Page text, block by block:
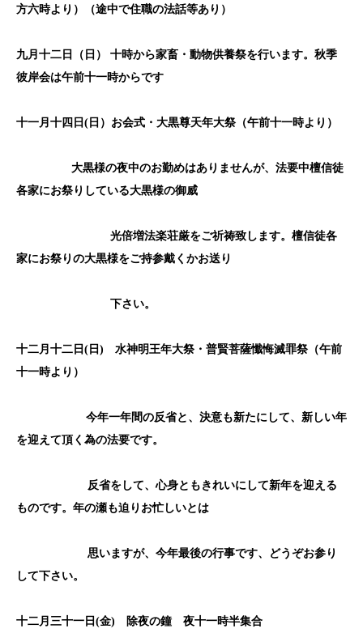
方六時より）（途中で住職の法話等あり）
九月 十二 日（日） 十時から家畜・動物供養祭を行います。秋季
彼岸会は午前十一時からです
十一月十 四 日( 日）お会式・大黒尊天年大祭（午前十一時より）
大黒様の夜中のお勤めはありませんが、法要中檀信徒
各家にお祭りしている大黒様の御威
光倍増法楽荘厳をご祈祷致します。檀信徒各
家にお祭りの大黒様をご持参戴くかお送り
下さい。
十二月 十二 日( 日) 水神明王年大祭・普賢菩薩懺悔滅罪祭（午前
十一時より）
今年一年間の反省と、決意も新たにして、新しい年
を迎えて頂く為の法要です。
反省をして、心身ともきれいにして新年を迎える
ものです。年の瀬も迫りお忙しいとは
思いますが、今年最後の行事です、どうぞお参り
して下さい。
十二月三十一 日(金) 除夜の鐘 夜十一時半集合